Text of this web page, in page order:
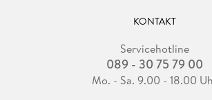
KONTAKT
Servicehotline
089 - 30 75 79 00
Mo. - Sa. 9.00 - 18.00